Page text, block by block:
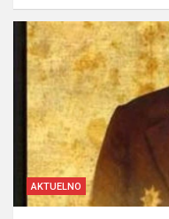
AKTUELNO